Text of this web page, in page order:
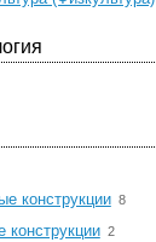
конструкции 8
конструкции 2